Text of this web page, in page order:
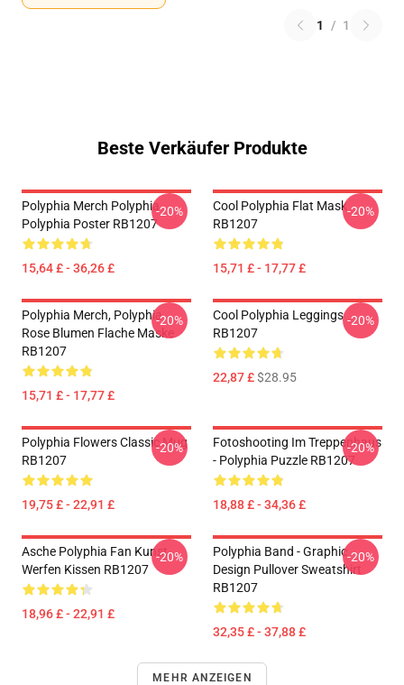
1 / 1
Beste Verkäufer Produkte
Polyphia Merch Polyphia
Polyphia Poster RB1207
15,64 £ - 36,26 £
-20%
Cool Polyphia Flat Mask
RB1207
15,71 £ - 17,77 £
-20%
Polyphia Merch, Polyphia
Rose Blumen Flache Maske
RB1207
15,71 £ - 17,77 £
-20%
Cool Polyphia Leggings
RB1207
22,87 £$28.95
-20%
Polyphia Flowers Classic Mug
RB1207
19,75 £ - 22,91 £
-20%
Fotoshooting Im Treppenhaus
- Polyphia Puzzle RB1207
18,88 £ - 34,36 £
-20%
Asche Polyphia Fan Kunst
Werfen Kissen RB1207
18,96 £ - 22,91 £
-20%
Polyphia Band - Graphic
Design Pullover Sweatshirt
RB1207
32,35 £ - 37,88 £
-20%
MEHR ANZEIGEN